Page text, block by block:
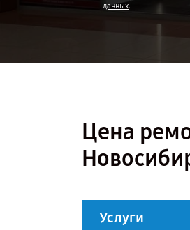
данных.
Цена
Услуги